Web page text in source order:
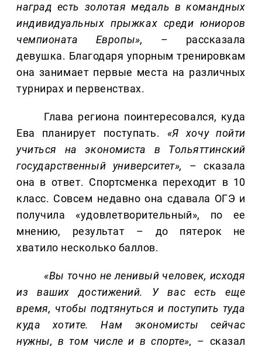
наград есть золотая медаль в командных
индивидуальных прыжках среди юниоров
чемпионата Европы»,
– рассказала
девушка. Благодаря упорным тренировкам
она занимает первые места на различных
турнирах и первенствах.
Глава региона поинтересовался, куда
Ева планирует поступать. «Я хочу пойти
учиться на экономиста в Тольяттинский
государственный университет»,
– сказала
она в ответ. Спортсменка переходит в 10
класс. Совсем недавно она сдавала ОГЭ и
получила «удовлетворительный», по ее
мнению, результат – до пятерок не
хватило несколько баллов.
«Вы точно не ленивый человек, исходя
из ваших достижений. У вас есть еще
время, чтобы подтянуться и поступить туда
куда хотите. Нам экономисты сейчас
нужны, в том числе и в спорте», – сказал